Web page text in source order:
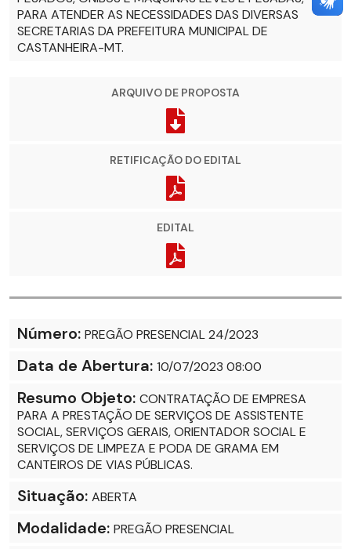
PARA ATENDER AS NECESSIDADES DAS DIVERSAS
SECRETARIAS DA PREFEITURA MUNICIPAL DE
CASTANHEIRA-MT.
ARQUIVO DE PROPOSTA
RETIFICAÇÃO DO EDITAL
EDITAL
Número: PREGÃO PRESENCIAL 24/2023
Data de Abertura: 10/07/2023 08:00
Resumo Objeto: CONTRATAÇÃO DE EMPRESA
PARA A PRESTAÇÃO DE SERVIÇOS DE ASSISTENTE
SOCIAL, SERVIÇOS GERAIS, ORIENTADOR SOCIAL E
SERVIÇOS DE LIMPEZA E PODA DE GRAMA EM
CANTEIROS DE VIAS PÚBLICAS.
Situação: ABERTA
Modalidade: PREGÃO PRESENCIAL